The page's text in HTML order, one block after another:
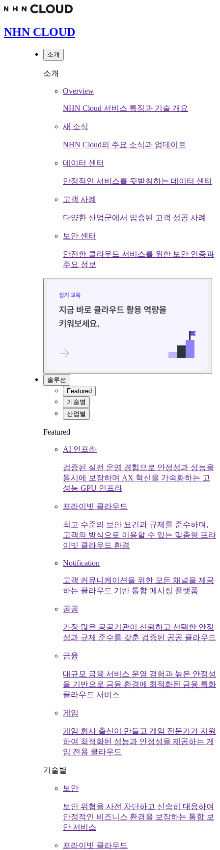
NHN CLOUD
소개
소개
Overview
NHN Cloud 서비스 특징과 기술 개요
새 소식
NHN Cloud의 주요 소식과 업데이트
데이터 센터
안정적인 서비스를 뒷받침하는 데이터 센터
고객 사례
다양한 산업군에서 입증된 고객 성공 사례
보안 센터
안전한 클라우드 서비스를 위한 보안 인증과
주요 정보
솔루션
Featured
기술별
산업별
Featured
AI 인프라
검증된 실전 운영 경험으로 안정성과 성능을
동시에 보장하며 AX 혁신을 가속화하는 고
성능 GPU 인프라
프라이빗 클라우드
최고 수준의 보안 요건과 규제를 준수하며,
고객의 방식으로 이용할 수 있는 맞춤형 프라
이빗 클라우드 환경
Notification
고객 커뮤니케이션을 위한 모든 채널을 제공
하는 클라우드 기반 통합 메시징 플랫폼
공공
가장 많은 공공기관이 신뢰하고 선택한 안정
성과 규제 준수를 갖춘 검증된 공공 클라우드
금융
대규모 금융 서비스 운영 경험과 높은 안정성
을 기반으로 금융 환경에 최적화된 금융 특화
클라우드 서비스
게임
게임 회사 출신이 만들고 게임 전문가가 지원
하여 최적화된 성능과 안정성을 제공하는 게
임 전용 클라우드
기술별
보안
보안 위협을 사전 차단하고 신속히 대응하여
안정적인 비즈니스 환경을 보장하는 통합 보
안 서비스
프라이빗 클라우드